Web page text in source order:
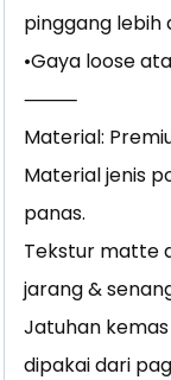
pinggang lebih
•Gaya loose
⸻
Material:
Material jenis
panas.
Tekstur matte
jarang &
Jatuhan
dipakai dari